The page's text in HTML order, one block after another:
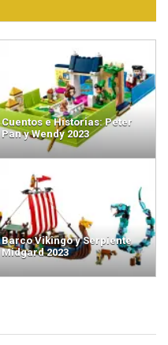
Cuentos e Historias: Peter
Pan y Wendy 2023
Barco Vikingo y Serpiente
Midgard 2023